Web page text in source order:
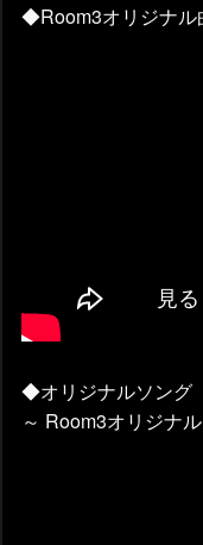
◆Room3オリジナル
◆オリジナルソング
～ Room3オリジナ